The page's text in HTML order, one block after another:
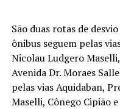
São duas rotas de
ônibus seguem pelas
Nicolau Ludgero
Avenida Dr. Moraes
pelas vias Aquidaban,
Maselli, Cônego Cipião